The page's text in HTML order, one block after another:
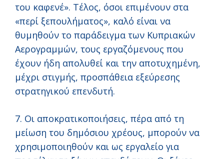
του καφενέ». Τέλος, όσοι επιμένουν στα
«περί ξεπουλήματος», καλό είναι να
θυμηθούν το παράδειγμα των Κυπριακών
Αερογραμμών, τους εργαζόμενους που
έχουν ήδη απολυθεί και την αποτυχημένη,
μέχρι στιγμής, προσπάθεια εξεύρεσης
στρατηγικού επενδυτή.
7. Οι αποκρατικοποιήσεις, πέρα από τη
μείωση του δημόσιου χρέους, μπορούν να
χρησιμοποιηθούν και ως εργαλείο για